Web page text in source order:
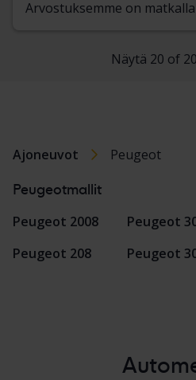
Arvostuksemme on matkalla
Näytä 20 of
Ajoneuvot Peugeot
Peugeotmallit
Peugeot 2008
Peugeot 208
Peugeot
Peugeot